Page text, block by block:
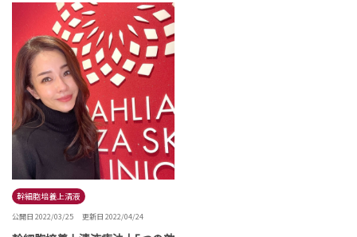
幹細胞培養上清液
公開日 2022/03/25 更新日 2022/04/24